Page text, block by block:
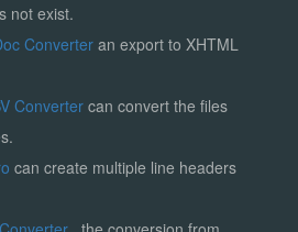
not exist.
Converter an export to XHTML
Convertercan convert the files
can create multiple line headers